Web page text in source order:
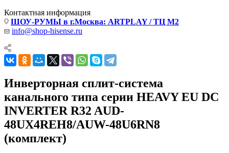
Контактная информация
ШОУ-РУМЫ в г.Москва: ARTPLAY / ТЦ М2
info@shop-hisense.ru
Инверторная сплит-система
канального типа серии HEAVY EU DC
INVERTER R32 AUD-
48UX4REH8/AUW-48U6RN8
(комплект)